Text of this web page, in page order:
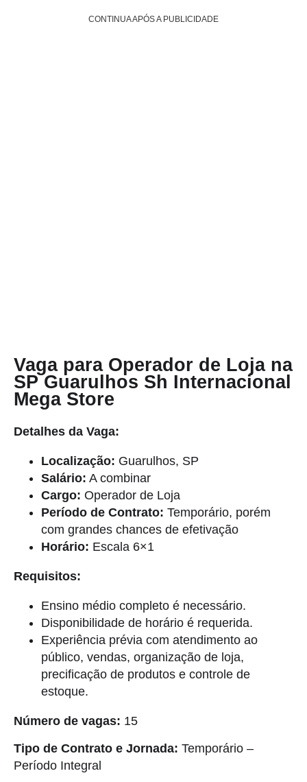
CONTINUA APÓS A PUBLICIDADE
Vaga para Operador de Loja na
SP Guarulhos Sh Internacional
Mega Store
Detalhes da Vaga:
Localização: Guarulhos, SP
Salário: A combinar
Cargo: Operador de Loja
Período de Contrato: Temporário, porém
com grandes chances de efetivação
Horário: Escala 6×1
Requisitos:
Ensino médio completo é necessário.
Disponibilidade de horário é requerida.
Experiência prévia com atendimento ao
público, vendas, organização de loja,
precificação de produtos e controle de
estoque.
Número de vagas: 15
Tipo de Contrato e Jornada: Temporário –
Período Integral